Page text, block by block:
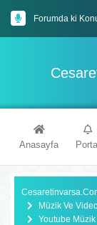
Anasayfa
Müzik Ve
Youtube